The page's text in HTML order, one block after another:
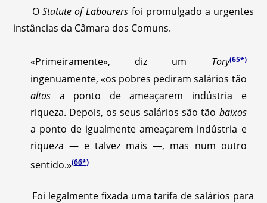
OStatute of Labourers foi promulgado a urgentes
instâncias da Câmara dos Comuns.
«Primeiramente», diz um Tory(65*)
ingenuamente, «os pobres pediram salários tão
altos a ponto de ameaçarem indústria e
riqueza. Depois, os seus salários são tão baixos
a ponto de igualmente ameaçarem indústria e
riqueza — e talvez mais —, mas num outro
sentido.»(66*)
Foi legalmente fixada uma tarifa de salários para